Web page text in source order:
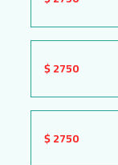
2750 $
2750 $